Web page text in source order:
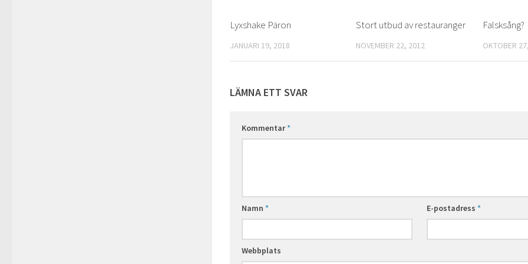
Lyxshake Päron
JANUARI 19, 2018
Stort utbud av restauranger
NOVEMBER 22, 2012
Falsksång?
OKTOBER
LÄMNA ETT SVAR
Kommentar*
Namn * E-postadress*
Webbplats